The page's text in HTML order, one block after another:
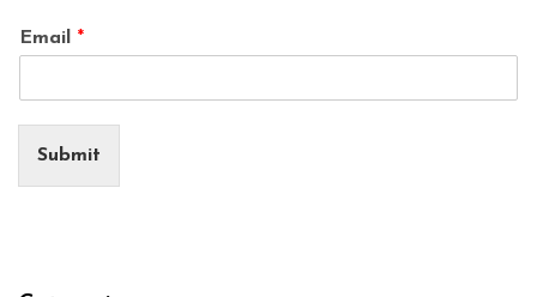
Email *
Submit